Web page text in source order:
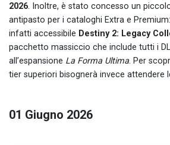
2026. Inoltre, è stato concesso un
antipasto per i cataloghi Extra e
infatti accessibile Destiny 2: Legacy
pacchetto massiccio che include tutti i
all’espansione La Forma Ultima. Per
tier superiori bisognerà invece attendere
01 Giugno 2026